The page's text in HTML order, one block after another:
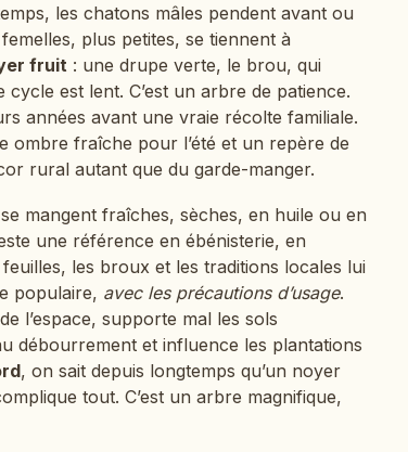
les chatons mâles pendent avant ou
plus petites, se tiennent à
fruit : une drupe verte, le brou, qui
est lent. C’est un arbre de patience.
années avant une vraie récolte familiale.
fraîche pour l’été et un repère de
rural autant que du garde-manger.
mangent fraîches, sèches, en huile ou en
une référence en ébénisterie, en
les broux et les traditions locales lui
populaire, avec les précautions d’usage.
l’espace, supporte mal les sols
débourrement et influence les plantations
, on sait depuis longtemps qu’un noyer
tout. C’est un arbre magnifique,